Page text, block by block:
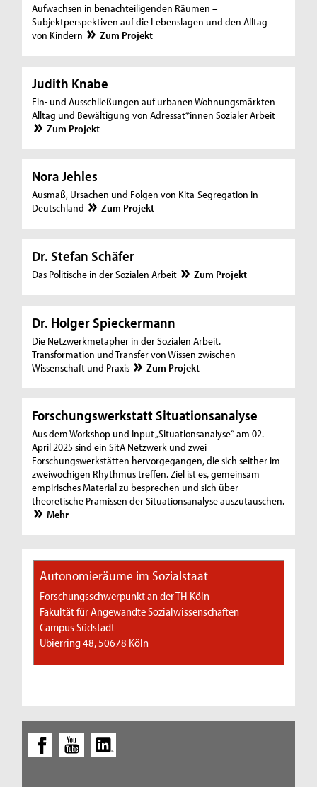
Aufwachsen in benachteiligenden Räumen –
Subjektperspektiven auf die Lebenslagen und den Alltag
von Kindern
Zum Projekt
Judith Knabe
Ein- und Ausschließungen auf urbanen Wohnungsmärkten –
Alltag und Bewältigung von Adressat*innen Sozialer Arbeit
Zum Projekt
Nora Jehles
Ausmaß, Ursachen und Folgen von Kita-Segregation in
Deutschland
Zum Projekt
Dr. Stefan Schäfer
Das Politische in der Sozialen Arbeit Zum Projekt
Dr. Holger Spieckermann
Die Netzwerkmetapher in der Sozialen Arbeit.
Transformation und Transfer von Wissen zwischen
Wissenschaft und Praxis
Zum Projekt
Forschungswerkstatt Situationsanalyse
Aus dem Workshop und Input „Situationsanalyse“ am 02.
April 2025 sind ein SitA Netzwerk und zwei
Forschungswerkstätten hervorgegangen, die sich seither im
zweiwöchigen Rhythmus treffen. Ziel ist es, gemeinsam
empirisches Material zu besprechen und sich über
theoretische Prämissen der Situationsanalyse auszutauschen.
Mehr
Autonomieräume im Sozialstaat
Forschungsschwerpunkt an der TH Köln
Fakultät für Angewandte Sozialwissenschaften
Campus Südstadt
Ubierring 48, 50678 Köln